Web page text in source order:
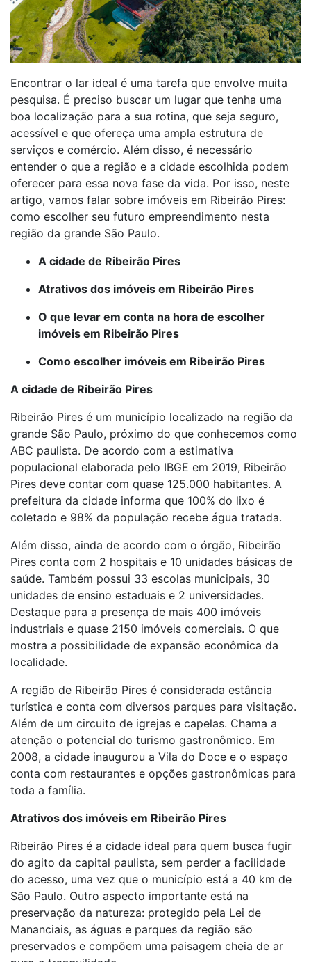
Encontrar o lar ideal é uma tarefa que envolve muita
pesquisa. É preciso buscar um lugar que tenha uma
boa localização para a sua rotina, que seja seguro,
acessível e que ofereça uma ampla estrutura de
serviços e comércio. Além disso, é necessário
entender o que a região e a cidade escolhida podem
oferecer para essa nova fase da vida. Por isso, neste
artigo, vamos falar sobre imóveis em Ribeirão Pires:
como escolher seu futuro empreendimento nesta
região da grande São Paulo.
A cidade de Ribeirão Pires
Atrativos dos imóveis em Ribeirão Pires
O que levar em conta na hora de escolher
imóveis em Ribeirão Pires
Como escolher imóveis em Ribeirão Pires
A cidade de Ribeirão Pires
Ribeirão Pires é um município localizado na região da
grande São Paulo, próximo do que conhecemos como
ABC paulista. De acordo com a estimativa
populacional elaborada pelo IBGE em 2019, Ribeirão
Pires deve contar com quase 125.000 habitantes. A
prefeitura da cidade informa que 100% do lixo é
coletado e 98% da população recebe água tratada.
Além disso, ainda de acordo com o órgão, Ribeirão
Pires conta com 2 hospitais e 10 unidades básicas de
saúde. Também possui 33 escolas municipais, 30
unidades de ensino estaduais e 2 universidades.
Destaque para a presença de mais 400 imóveis
industriais e quase 2150 imóveis comerciais. O que
mostra a possibilidade de expansão econômica da
localidade.
A região de Ribeirão Pires é considerada estância
turística e conta com diversos parques para visitação.
Além de um circuito de igrejas e capelas. Chama a
atenção o potencial do turismo gastronômico. Em
2008, a cidade inaugurou a Vila do Doce e o espaço
conta com restaurantes e opções gastronômicas para
toda a família.
Atrativos dos imóveis em Ribeirão Pires
Ribeirão Pires é a cidade ideal para quem busca fugir
do agito da capital paulista, sem perder a facilidade
do acesso, uma vez que o município está a 40 km de
São Paulo. Outro aspecto importante está na
preservação da natureza: protegido pela Lei de
Mananciais, as águas e parques da região são
preservados e compõem uma paisagem cheia de ar